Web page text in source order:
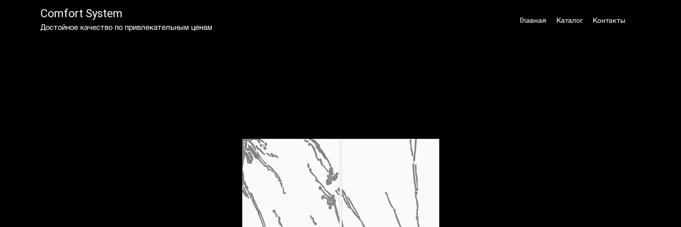
Comfort System
Достойное качество по привлекательным ценам
Главная Каталог Контакты